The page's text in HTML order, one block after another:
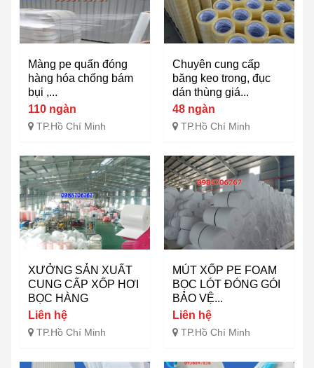
Màng pe quấn đóng
hàng hóa chống bám
bụi ,...
110 ngàn
TP.Hồ Chí Minh
Chuyên cung cấp
băng keo trong, đục
dán thùng giá...
48 ngàn
TP.Hồ Chí Minh
XƯỞNG SẢN XUẤT
CUNG CẤP XỐP HƠI
BỌC HÀNG
Liên hệ
TP.Hồ Chí Minh
MÚT XỐP PE FOAM
BỌC LÓT ĐÓNG GÓI
BẢO VỆ...
Liên hệ
TP.Hồ Chí Minh